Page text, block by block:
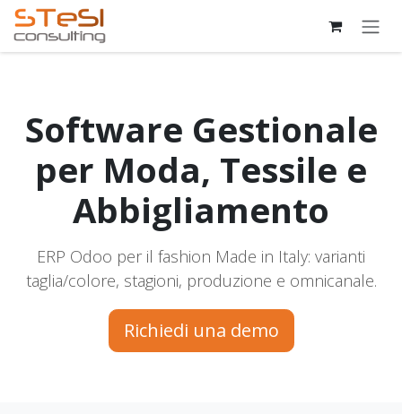
Passa al contenuto
Software Gestionale
per Moda, Tessile e
Abbigliamento
ERP Odoo per il fashion Made in Italy: varianti
taglia/colore, stagioni, produzione e omnicanale.
Richiedi una demo